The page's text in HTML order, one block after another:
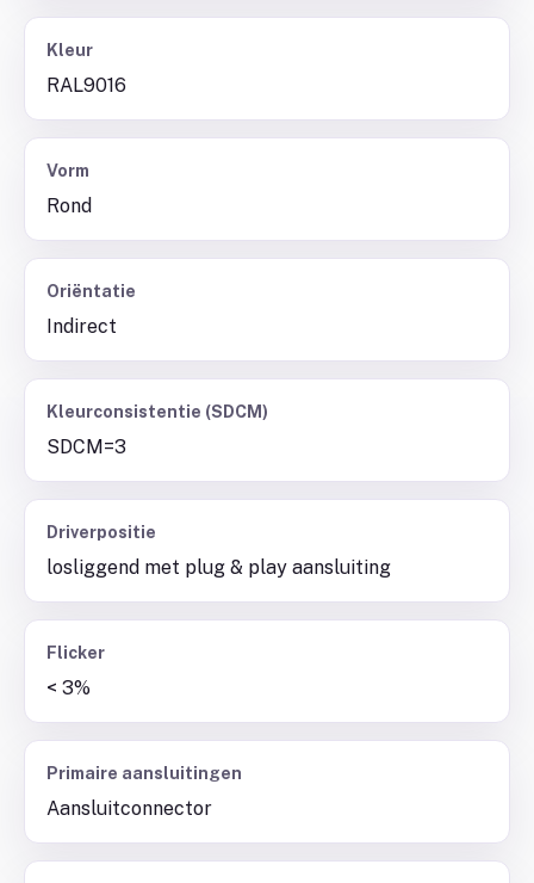
Kleur
RAL9016
Vorm
Rond
Oriëntatie
Indirect
Kleurconsistentie (SDCM)
SDCM=3
Driverpositie
losliggend met plug & play aansluiting
Flicker
< 3%
Primaire aansluitingen
Aansluitconnector